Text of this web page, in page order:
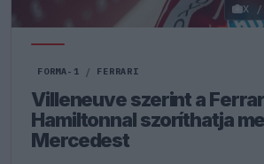
X /
FORMA-1 / FERRARI
Villeneuve szerint a
Hamiltonnal szoríthatja
Mercedest